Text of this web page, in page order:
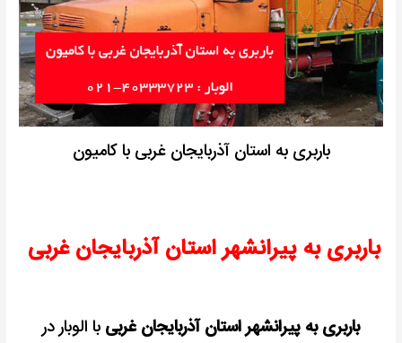
باربری به استان آذربایجان غربی با کامیون
باربری به پیرانشهر استان آذربایجان غربی
باربری به پیرانشهر استان آذربایجان غربی با الوبار در